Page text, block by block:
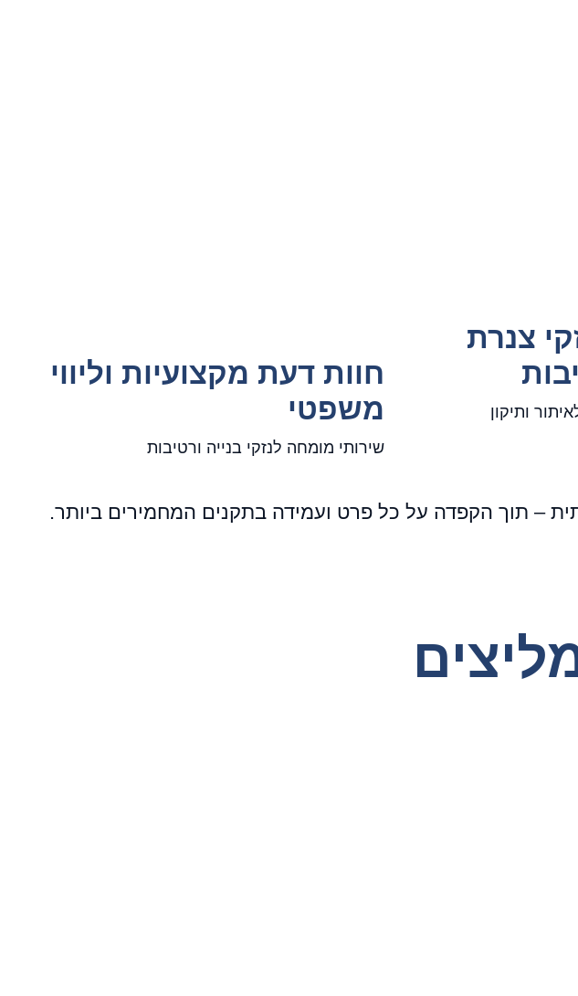
צנרת
ותיקון
חוות דעת מקצועיות וליווי
משפטי
שירותי מומחה לנזקי בנייה ורטיבות
– תוך הקפדה על כל פרט ועמידה בתקנים המחמירים ביותר.